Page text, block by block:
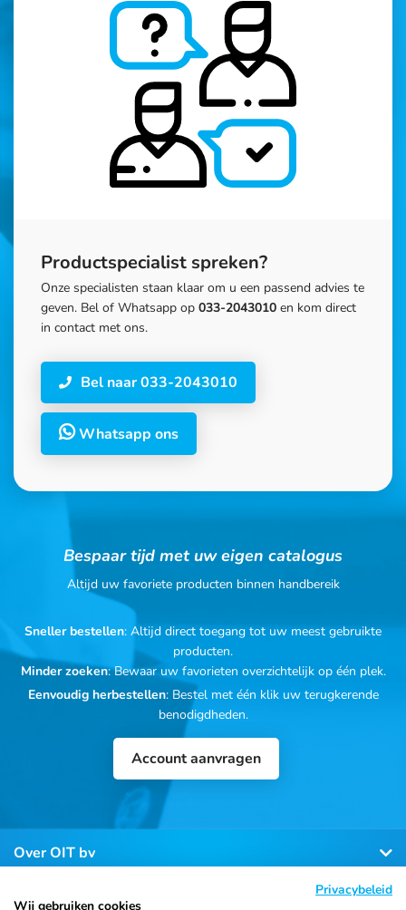
Productspecialist spreken?
Onze specialisten staan klaar om u een passend advies te
geven. Bel of Whatsapp op 033-2043010 en kom direct
in contact met ons.
Bel naar 033-2043010
Whatsapp ons
Bespaar tijd met uw eigen catalogus
Altijd uw favoriete producten binnen handbereik
Sneller bestellen: Altijd direct toegang tot uw meest gebruikte
producten.
Minder zoeken: Bewaar uw favorieten overzichtelijk op één plek.
Eenvoudig herbestellen: Bestel met één klik uw terugkerende
benodigdheden.
Account aanvragen
Over OIT bv
Klantenservice
Privacybeleid
Wij gebruiken cookies